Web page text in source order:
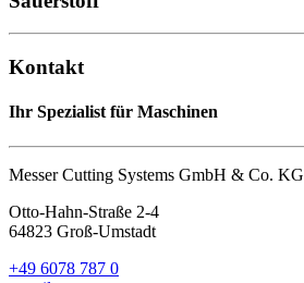
Kontakt
Ihr Spezialist für Maschinen
Messer Cutting Systems GmbH & Co. KG
Otto-Hahn-Straße 2-4
64823 Groß-Umstadt
+49 6078 787 0